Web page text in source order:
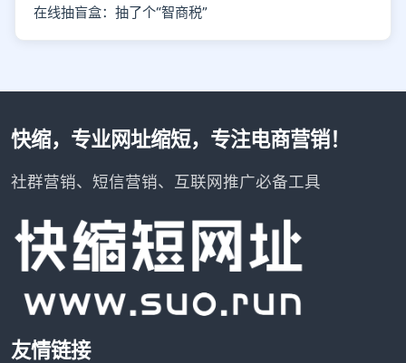
在线抽盲盒：抽了个“智商税”
快缩，专业网址缩短，专注电商营销！
社群营销、短信营销、互联网推广必备工具
友情链接